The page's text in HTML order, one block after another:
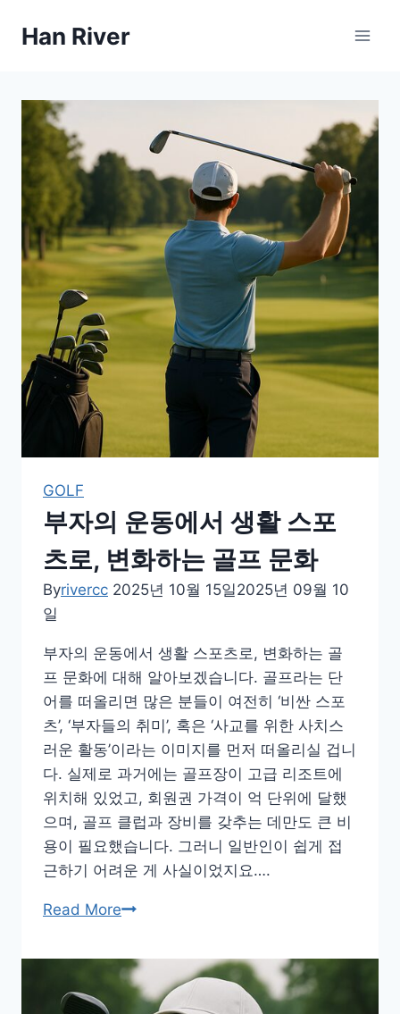
Han River
GOLF
부자의 운동에서 생활 스포
츠로, 변화하는 골프 문화
Byrivercc 2025년 10월 15일2025년 09월 10
일
부자의 운동에서 생활 스포츠로, 변화하는 골
프 문화에 대해 알아보겠습니다. 골프라는 단
어를 떠올리면 많은 분들이 여전히 ‘비싼 스포
츠’, ‘부자들의 취미’, 혹은 ‘사교를 위한 사치스
러운 활동’이라는 이미지를 먼저 떠올리실 겁니
다. 실제로 과거에는 골프장이 고급 리조트에
위치해 있었고, 회원권 가격이 억 단위에 달했
으며, 골프 클럽과 장비를 갖추는 데만도 큰 비
용이 필요했습니다. 그러니 일반인이 쉽게 접
근하기 어려운 게 사실이었지요….
Read More부
의
운